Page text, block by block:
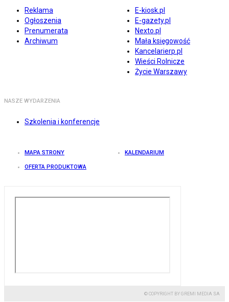
Reklama
Ogłoszenia
Prenumerata
Archiwum
E-kiosk.pl
E-gazety.pl
Nexto.pl
Mała księgowość
Kancelarierp.pl
Wieści Rolnicze
Życie Warszawy
NASZE WYDARZENIA
Szkolenia i konferencje
MAPA STRONY KALENDARIUM
OFERTA PRODUKTOWA
© COPYRIGHT BY GREMI MEDIA SA